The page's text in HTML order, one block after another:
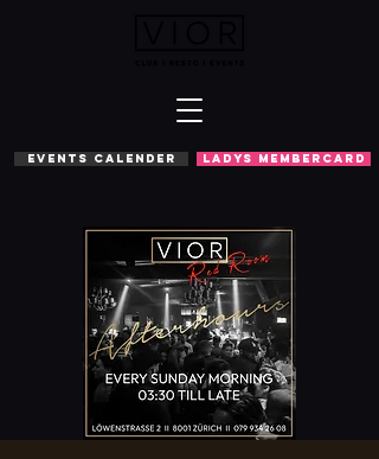
EVENTS CALENDER LADYS MEMBERCARD